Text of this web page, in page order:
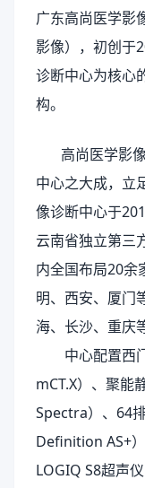
广东高尚医学影
影像），初创于
诊断中心为核心
构。
高尚医学影
中心之大成，立
像诊断中心于
云南省独立第三
内全国布局20余
明、西安、厦门
海、长沙、重庆
中心配置西
mCT.X）、聚能
Spectra）、64
Definition AS+
LOGIQ S8超声